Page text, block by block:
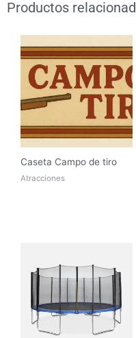
Productos
Caseta Campo de tiro
Atracciones